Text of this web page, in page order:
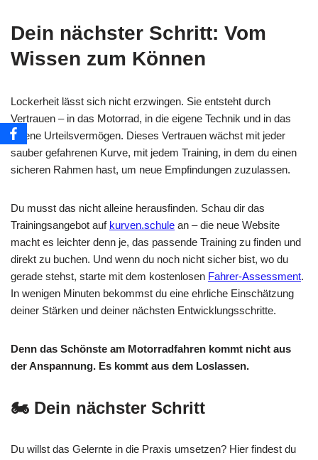
Dein nächster Schritt: Vom
Wissen zum Können
Lockerheit lässt sich nicht erzwingen. Sie entsteht durch
Vertrauen – in das Motorrad, in die eigene Technik und in das
eigene Urteilsvermögen. Dieses Vertrauen wächst mit jeder
sauber gefahrenen Kurve, mit jedem Training, in dem du einen
sicheren Rahmen hast, um neue Empfindungen zuzulassen.
Du musst das nicht alleine herausfinden. Schau dir das
Trainingsangebot auf kurven.schule an – die neue Website
macht es leichter denn je, das passende Training zu finden und
direkt zu buchen. Und wenn du noch nicht sicher bist, wo du
gerade stehst, starte mit dem kostenlosen Fahrer-Assessment.
In wenigen Minuten bekommst du eine ehrliche Einschätzung
deiner Stärken und deiner nächsten Entwicklungsschritte.
Denn das Schönste am Motorradfahren kommt nicht aus
der Anspannung. Es kommt aus dem Loslassen.
🏍️ Dein nächster Schritt
Du willst das Gelernte in die Praxis umsetzen? Hier findest du